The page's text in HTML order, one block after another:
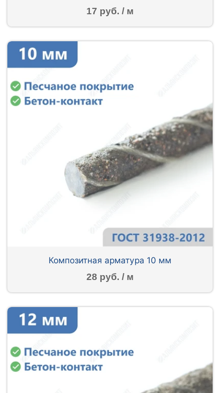
17 руб. / м
Композитная арматура 10 мм
28 руб. / м